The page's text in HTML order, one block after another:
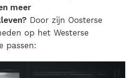
meer
Door zijn Oosterse
op het Westerse
passen: